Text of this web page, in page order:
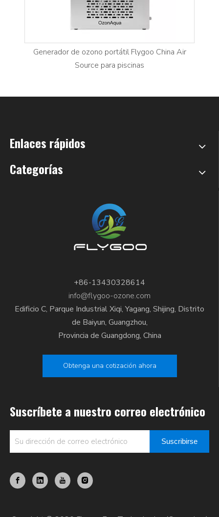
Generador de ozono portátil Flygoo China Air
Source para piscinas
Enlaces rápidos
Categorías
+86-13430328614
info@flygoo-ozone.com
Edificio C, Parque Industrial Xiqi, Yagang, Shijing, Distrito
de Baiyun, Guangzhou,
Provincia de Guangdong, China
Obtenga una cotización ahora
Suscríbete a nuestro correo electrónico
Suscribirse